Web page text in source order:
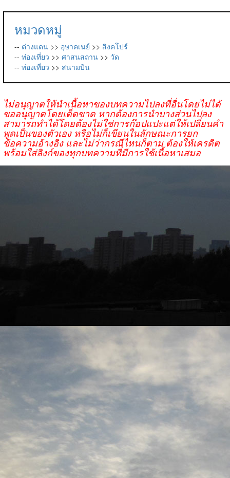
หมวดหมู่
-- ต่างแดน >> อุษาคเนย์ >> สิงคโปร์
-- ท่องเที่ยว >> ศาสนสถาน >> วัด
-- ท่องเที่ยว >> สนามบิน
ไม่อนุญาตให้นำเนื้อหาของบทความไปลงที่อื่นโดยไม่ได้
ขออนุญาตโดยเด็ดขาด หากต้องการนำบางส่วนไปลง
สามารถทำได้โดยต้องไม่ใช่การก๊อปแปะแต่ให้เปลี่ยนคำ
พูดเป็นของตัวเอง หรือไม่ก็เขียนในลักษณะการยก
ข้อความอ้างอิง และไม่ว่ากรณีไหนก็ตาม ต้องให้เครดิต
พร้อมใส่ลิงก์ของทุกบทความที่มีการใช้เนื้อหาเสมอ